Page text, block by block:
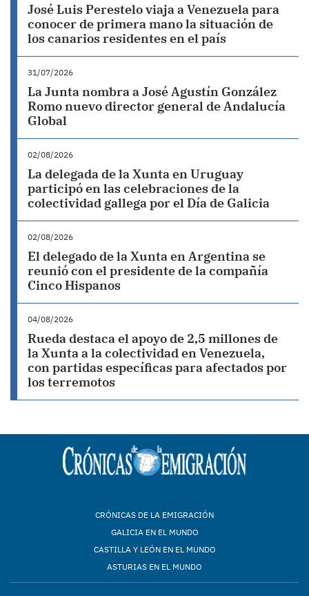
José Luis Perestelo viaja a Venezuela para
conocer de primera mano la situación de
los canarios residentes en el país
31/07/2026
La Junta nombra a José Agustín González
Romo nuevo director general de Andalucía
Global
02/08/2026
La delegada de la Xunta en Uruguay
participó en las celebraciones de la
colectividad gallega por el Día de Galicia
02/08/2026
El delegado de la Xunta en Argentina se
reunió con el presidente de la compañía
Cinco Hispanos
04/08/2026
Rueda destaca el apoyo de 2,5 millones de
la Xunta a la colectividad en Venezuela,
con partidas específicas para afectados por
los terremotos
CRÓNICAS DE LA EMIGRACIÓN
GALICIA EN EL MUNDO
CASTILLA Y LEÓN EN EL MUNDO
ASTURIAS EN EL MUNDO